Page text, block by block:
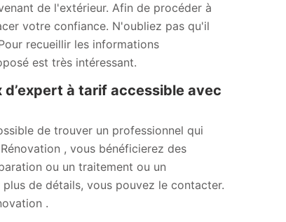
de l'extérieur. Afin de procéder à
votre confiance. N'oubliez pas qu'il
recueillir les informations
est très intéressant.
à tarif accessible avec
de trouver un professionnel qui
, vous bénéficierez des
ou un traitement ou un
de détails, vous pouvez le contacter.
.